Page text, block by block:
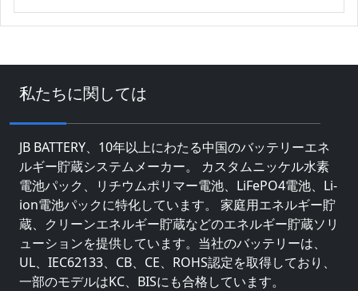
私たちに関しては
JB BATTERY、10年以上にわたる中国のバッテリーエネ
ルギー貯蔵システムメーカー。 カスタムニッケル水素
電池パック、リチウムポリマー電池、LiFePO4電池、Li-
ion電池パックに特化しています。 家庭用エネルギー貯
蔵、クリーンエネルギー貯蔵などのエネルギー貯蔵ソリ
ューションを提供しています。当社のバッテリーは、
UL、IEC62133、CB、CE、ROHS認定を取得しており、
一部のモデルはKC、BISにも合格しています。